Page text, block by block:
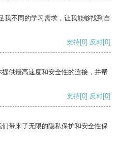
我不同的学习需求，让我能够找到自
支持[0] 反对[0]
供最高速度和安全性的连接，并帮
支持[0] 反对[0]
带来了无限的隐私保护和安全性保